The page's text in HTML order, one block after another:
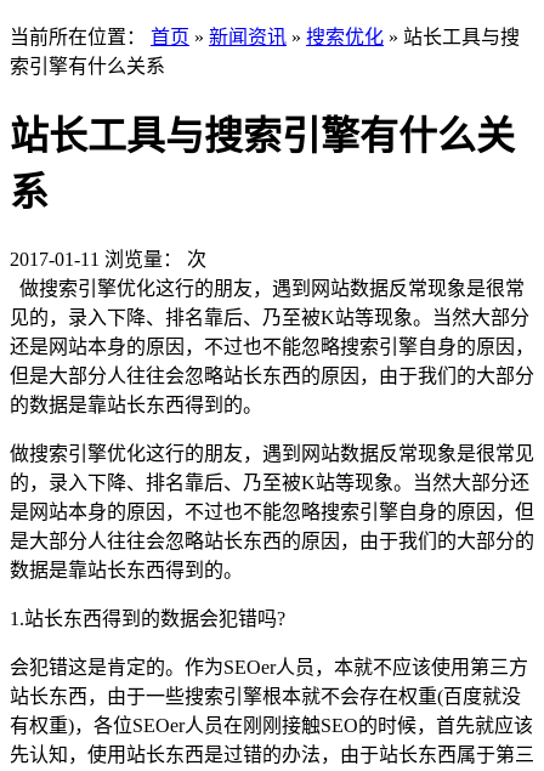
当前所在位置： 首页 » 新闻资讯 » 搜索优化 » 站长工具与搜
索引擎有什么关系
站长工具与搜索引擎有什么关
系
2017-01-11 浏览量：
次
做搜索引擎优化这行的朋友，遇到网站数据反常现象是很常
见的，录入下降、排名靠后、乃至被K站等现象。当然大部分
还是网站本身的原因，不过也不能忽略搜索引擎自身的原因，
但是大部分人往往会忽略站长东西的原因，由于我们的大部分
的数据是靠站长东西得到的。
做搜索引擎优化这行的朋友，遇到网站数据反常现象是很常见
的，录入下降、排名靠后、乃至被K站等现象。当然大部分还
是网站本身的原因，不过也不能忽略搜索引擎自身的原因，但
是大部分人往往会忽略站长东西的原因，由于我们的大部分的
数据是靠站长东西得到的。
1.站长东西得到的数据会犯错吗?
会犯错这是肯定的。作为SEOer人员，本就不应该使用第三方
站长东西，由于一些搜索引擎根本就不会存在权重(百度就没
有权重)，各位SEOer人员在刚刚接触SEO的时候，首先就应该
先认知，使用站长东西是过错的办法，由于站长东西属于第三